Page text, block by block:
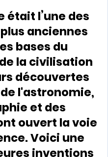
était l’une des
anciennes
bases du
la civilisation
découvertes
l'astronomie,
et des
ouvert la voie
Voici une
inventions